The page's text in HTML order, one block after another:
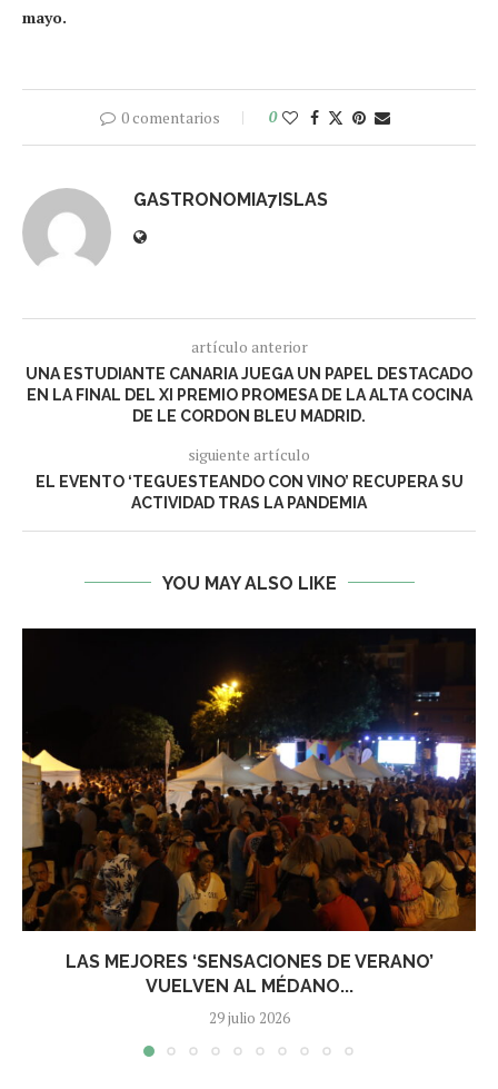
mayo.
0 comentarios 0
GASTRONOMIA7ISLAS
artículo anterior
UNA ESTUDIANTE CANARIA JUEGA UN PAPEL DESTACADO
EN LA FINAL DEL XI PREMIO PROMESA DE LA ALTA COCINA
DE LE CORDON BLEU MADRID.
siguiente artículo
EL EVENTO ‘TEGUESTEANDO CON VINO’ RECUPERA SU
ACTIVIDAD TRAS LA PANDEMIA
YOU MAY ALSO LIKE
LAS MEJORES ‘SENSACIONES DE VERANO’
VUELVEN AL MÉDANO...
29 julio 2026